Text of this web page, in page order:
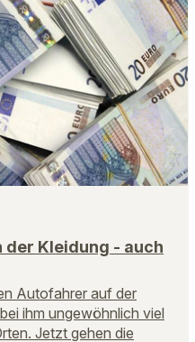
der Kleidung - auch
Autofahrer auf der
ihm ungewöhnlich viel
Jetzt gehen die